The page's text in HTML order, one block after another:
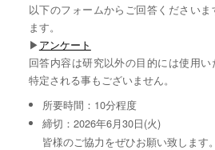
以下のフォームからご回答ください
ます。
▶︎アンケート
回答内容は研究以外の目的には使用
特定される事もございません。
所要時間：10分程度
締切：2026年6月30日(火)
皆様のご協力をぜひお願い致します。